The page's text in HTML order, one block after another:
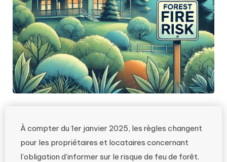
À compter du 1er janvier 2025, les règles changent
pour les propriétaires et locataires concernant
l’obligation d’informer sur le risque de feu de forêt.